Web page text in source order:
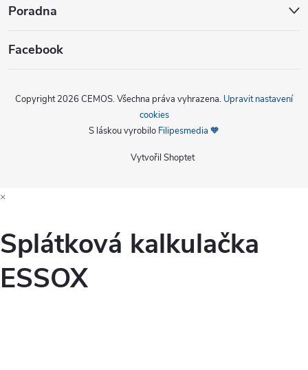
Poradna
Facebook
Vytvořil Shoptet
Copyright 2026 CEMOS. Všechna práva vyhrazena. Upravit nastavení
cookies
S láskou vyrobilo Filipesmedia 🧡
×
Splátková kalkulačka
ESSOX